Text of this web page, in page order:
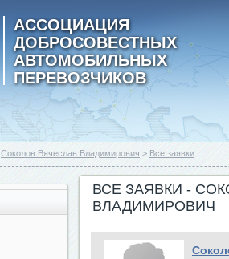
АССОЦИАЦИЯ
ДОБРОСОВЕСТНЫХ
АВТОМОБИЛЬНЫХ
ПЕРЕВОЗЧИКОВ
Соколов Вячеслав Владимирович > Все заявки
ВСЕ ЗАЯВКИ -
ВЛАДИМИРОВИЧ